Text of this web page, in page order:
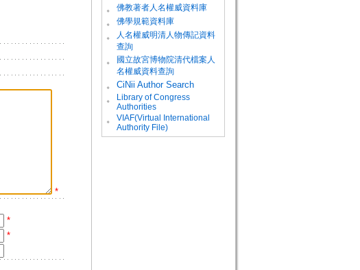
*
*
*
。 佛教著者人名權威資料庫
。 佛學規範資料庫
。
人名權威明清人物傳記資料
查詢
。
國立故宮博物院清代檔案人
名權威資料查詢
。
CiNii Author Search
。
Library of Congress
Authorities
。
VIAF(Virtual International
Authority File)